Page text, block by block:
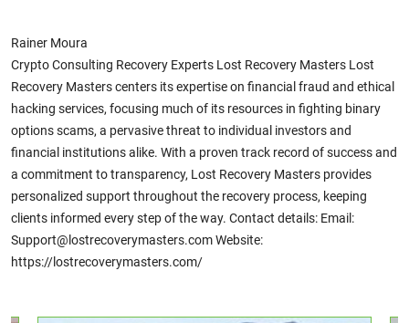
Rainer Moura
Crypto Consulting Recovery Experts Lost Recovery Masters Lost
Recovery Masters centers its expertise on financial fraud and ethical
hacking services, focusing much of its resources in fighting binary
options scams, a pervasive threat to individual investors and
financial institutions alike. With a proven track record of success and
a commitment to transparency, Lost Recovery Masters provides
personalized support throughout the recovery process, keeping
clients informed every step of the way. Contact details: Email:
Support@lostrecoverymasters.com Website:
https://lostrecoverymasters.com/